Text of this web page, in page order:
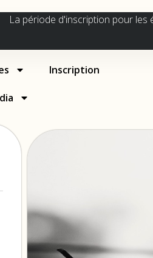
La période d'inscription pour les
Inscription